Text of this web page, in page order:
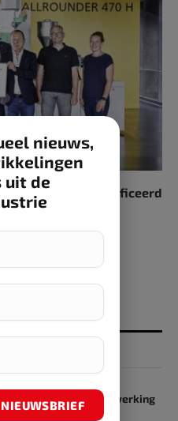
gecertificeerd
GmbH starten samenwerking
van onderwijs
nieuws,
uit de